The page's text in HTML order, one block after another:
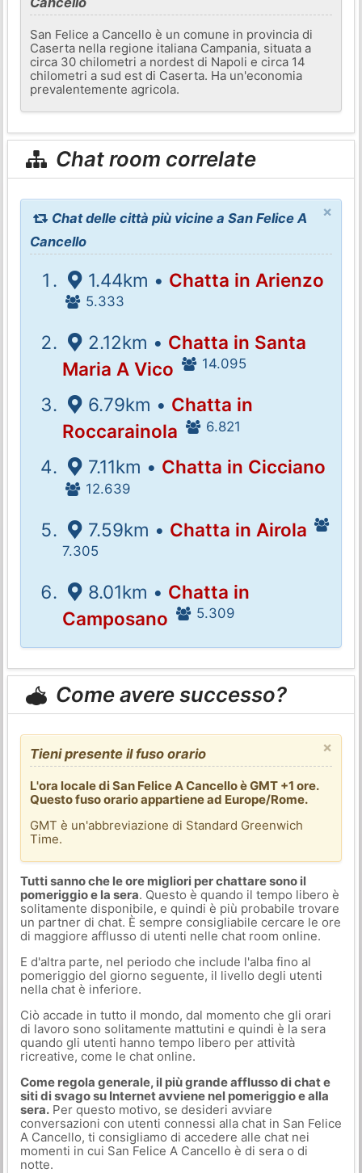
San Felice a Cancello è un comune in provincia di
Caserta nella regione italiana Campania, situata a
circa 30 chilometri a nordest di Napoli e circa 14
chilometri a sud est di Caserta. Ha un'economia
prevalentemente agricola.
Chat room correlate
×
Chat delle città più vicine a San Felice A
Cancello
1.44km • Chatta in Arienzo
5.333
2.12km • Chatta in Santa
Maria A Vico
14.095
6.79km • Chatta in
Roccarainola
6.821
7.11km • Chatta in Cicciano
12.639
7.59km • Chatta in Airola
7.305
8.01km • Chatta in
Camposano
5.309
Come avere successo?
×
Tieni presente il fuso orario
L'ora locale di San Felice A Cancello è GMT +1 ore.
Questo fuso orario appartiene ad Europe/Rome.
GMT è un'abbreviazione di Standard Greenwich
Time.
Tutti sanno che le ore migliori per chattare sono il
pomeriggio e la sera. Questo è quando il tempo libero è
solitamente disponibile, e quindi è più probabile trovare
un partner di chat. È sempre consigliabile cercare le ore
di maggiore afflusso di utenti nelle chat room online.
E d'altra parte, nel periodo che include l'alba fino al
pomeriggio del giorno seguente, il livello degli utenti
nella chat è inferiore.
Ciò accade in tutto il mondo, dal momento che gli orari
di lavoro sono solitamente mattutini e quindi è la sera
quando gli utenti hanno tempo libero per attività
ricreative, come le chat online.
Come regola generale, il più grande afflusso di chat e
siti di svago su Internet avviene nel pomeriggio e alla
sera.Per questo motivo, se desideri avviare
conversazioni con utenti connessi alla chat in San Felice
A Cancello, ti consigliamo di accedere alle chat nei
momenti in cui San Felice A Cancello è di sera o di
notte.